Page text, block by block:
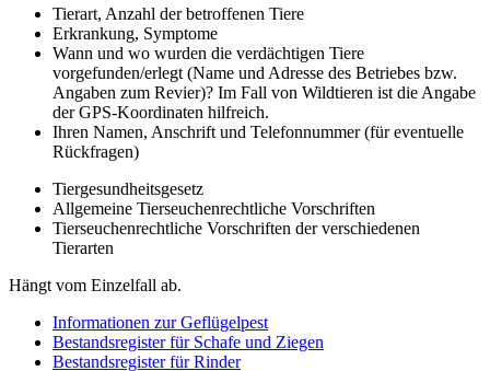
Tierart, Anzahl der betroffenen Tiere
Erkrankung, Symptome
Wann und wo wurden die verdächtigen Tiere
vorgefunden/erlegt (Name und Adresse des Betriebes bzw.
Angaben zum Revier)? Im Fall von Wildtieren ist die Angabe
der GPS-Koordinaten hilfreich.
Ihren Namen, Anschrift und Telefonnummer (für eventuelle
Rückfragen)
Tiergesundheitsgesetz
Allgemeine Tierseuchenrechtliche Vorschriften
Tierseuchenrechtliche Vorschriften der verschiedenen
Tierarten
Hängt vom Einzelfall ab.
Informationen zur Geflügelpest
Bestandsregister für Schafe und Ziegen
Bestandsregister für Rinder